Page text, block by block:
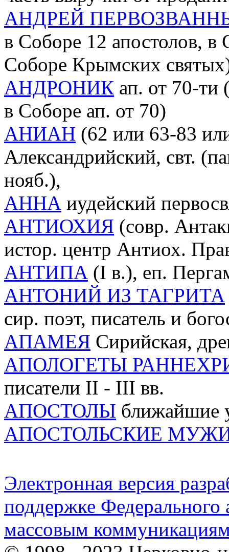
АНДРЕЙ
в Соборе 12 апостолов, в
Соборе Крымских
АНДРОНИК ап. от 70-
в Соборе ап. от 70)
АНИАН (62 или 63-83
Александрийский, свт.
нояб.),
АННА иудейский
АНТИОХИЯ (совр.
истор. центр Антиох.
АНТИПА (I в.), еп.
АНТОНИЙ ИЗ ТАГРИТА
сир. поэт, писатель и
АПАМЕЯ Сирийская,
АПОЛОГЕТЫ
писатели II - III вв.
АПОСТОЛЫ ближайшие
АПОСТОЛЬСКИЕ
Электронная версия
поддержке Федерального
массовым